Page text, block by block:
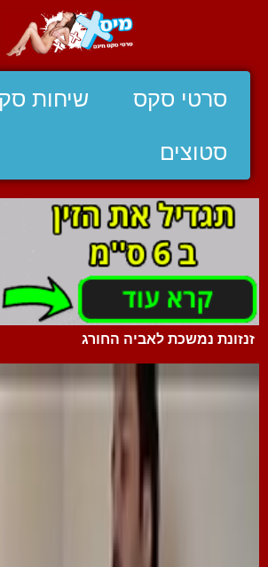
סרטי סקס שיחות
סטוצים
זנזונת נמשכת לאביה החורג